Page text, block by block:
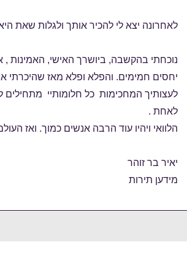
לאחרונה יצא לי להכיר אותך ולגלות שאת
נוכחתי בהקשבה, ביושרך האישי, האמינות ,
יחסים חמימים. והפלא ופלא מאז שהיכרתי
לעצותיך המחכימות כל חלומותיי מתחילים
לאחת .
הלוואי ויהיו עוד הרבה אנשים כמוך. ואז
יאיר בר זוהר
מידען תירות